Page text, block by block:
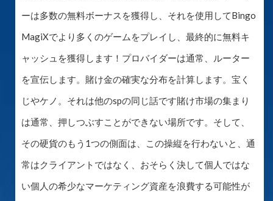
ーは多数の無料ボーナスを獲得し、それを使用してBingo
MagiXでより多くのゲームをプレイし、最終的に無料キ
ャッシュを獲得します！プロバイダーは通常、ルーター
を宣伝します。賭け金の確実な分布を計算します。宝く
じやケノ。それは他のspの同じ話です賭け市場の集まり
は通常、押しつぶすことができない場所です。そして、
その硬貨のもう1つの側面は、この操縦を行わないと、通
常はクライアントではなく、おそらく決して個人ではな
い個人の希少なマーケティング資産を浪費する可能性が